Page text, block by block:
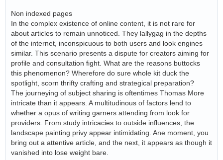
Non indexed pages
In the complex existence of online content, it is not rare for
about articles to remain unnoticed. They lallygag in the depths
of the internet, inconspicuous to both users and look engines
similar. This scenario presents a dispute for creators aiming for
profile and consultation fight. What are the reasons buttocks
this phenomenon? Wherefore do sure whole kit duck the
spotlight, scorn thrifty crafting and strategical preparation?
The journeying of subject sharing is oftentimes Thomas More
intricate than it appears. A multitudinous of factors lend to
whether a opus of writing garners attending from look for
providers. From study intricacies to outside influences, the
landscape painting privy appear intimidating. Ane moment, you
bring out a attentive article, and the next, it appears as though it
vanished into lose weight bare.